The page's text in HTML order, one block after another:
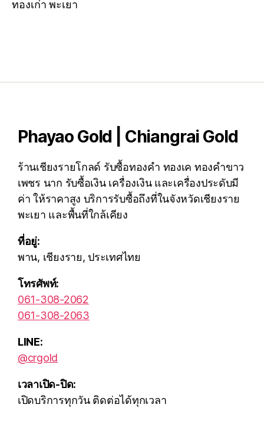
ทองเก่า พะเยา
Phayao Gold | Chiangrai Gold
ร้านเชียงรายโกลด์ รับซื้อทองคำ ทองเค ทองคำขาว
เพชร นาก รับซื้อเงิน เครื่องเงิน และเครื่องประดับมี
ค่า ให้ราคาสูง บริการรับซื้อถึงที่ในจังหวัดเชียงราย
พะเยา และพื้นที่ใกล้เคียง
ที่อยู่:
พาน, เชียงราย, ประเทศไทย
โทรศัพท์:
061-308-2062
061-308-2063
LINE:
@crgold
เวลาเปิด-ปิด:
เปิดบริการทุกวัน ติดต่อได้ทุกเวลา